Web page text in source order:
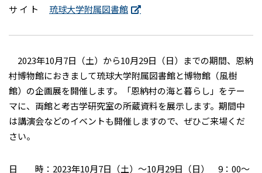
サ イ ト 琉球大学附属図書館
2023年10月7日（土）から10月29日（日）までの期間、恩納
村博物館におきまして琉球大学附属図書館と博物館（風樹
館）の企画展を開催します。「恩納村の海と暮らし」をテー
マに、両館と考古学研究室の所蔵資料を展示します。期間中
は講演会などのイベントも開催しますので、ぜひご来場くだ
さい。
日 時：2023年10月7日（土）～10月29日（日） 9：00～